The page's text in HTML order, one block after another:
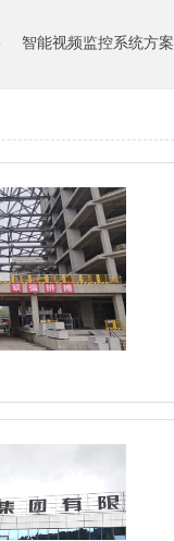
智能视频监控系统方案